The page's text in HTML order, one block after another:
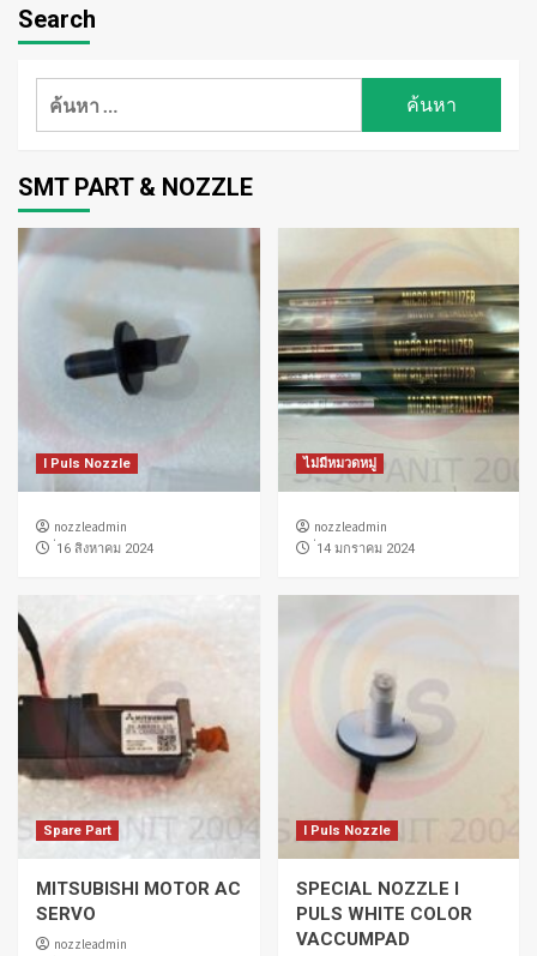
Search
ค้นหา
SMT PART & NOZZLE
I Puls Nozzle
nozzleadmin
่16 สิงหาคม 2024
ไม่มีหมวดหมู่
nozzleadmin
่14 มกราคม 2024
Spare Part
MITSUBISHI MOTOR AC
SERVO
nozzleadmin
I Puls Nozzle
SPECIAL NOZZLE I
PULS WHITE COLOR
VACCUMPAD